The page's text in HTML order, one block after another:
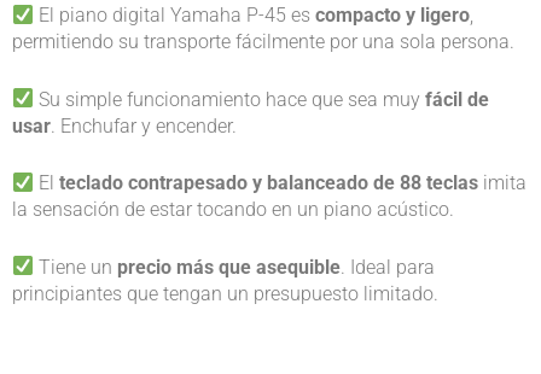
El piano digital Yamaha P-45 escompacto y ligero,
permitiendo su transporte fácilmente por una sola persona.
Su simple funcionamiento hace que sea muyfácil de
usar . Enchufar y encender.
Elteclado contrapesado y balanceado de 88 teclas imita
la sensación de estar tocando en un piano acústico.
Tiene un precio más que asequible . Ideal para
principiantes que tengan un presupuesto limitado.